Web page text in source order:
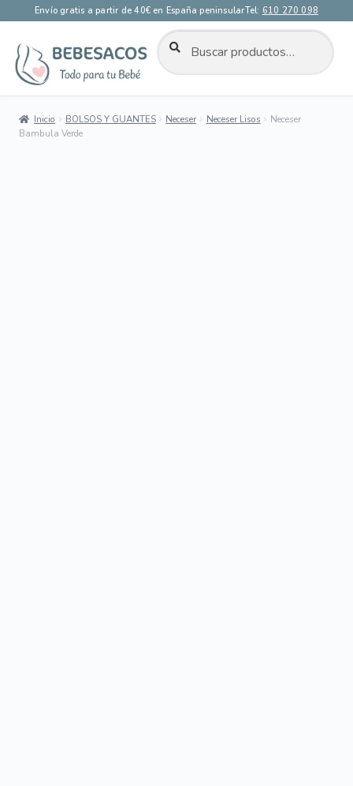
Envío gratis a partir de 40€ en España peninsularTel: 610 270 098
navegación
Buscar
por:
BUSCAR
Inicio BOLSOS Y GUANTES Neceser Neceser Lisos
Neceser
Bambula Verde